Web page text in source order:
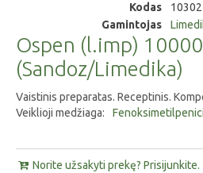
Kodas
Gamintojas
Ospen (l.imp)
(Sandoz/Limedika)
Vaistinis preparatas. Receptinis.
Veiklioji medžiaga:
Norite užsakyti prekę? Prisijunkite.